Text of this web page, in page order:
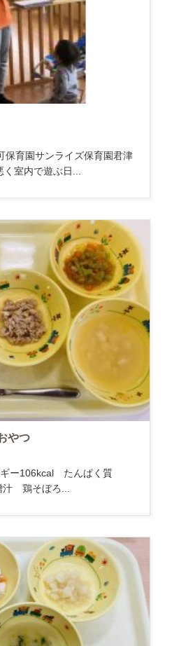
保育園サンライズ保育園君津
室内で遊ぶ日...
やつ
ギー106kcal たんぱく質
鶏そぼろ...